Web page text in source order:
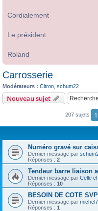
Cordialement
Le président
Roland
Carrosserie
Modérateurs : Citron schum22
Nouveau sujet
207 sujets 1
Numéro gravé sur
Dernier message par
Réponses : 2
Tendeur barre liaison
Dernier message par Celle
Réponses : 10
BESOIN DE COTE
Dernier message par
Réponses : 1